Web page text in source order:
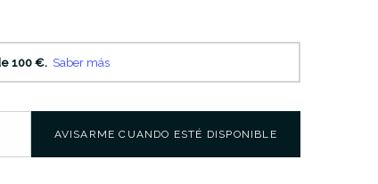
AVISARME CUANDO ESTÉ DISPONIBLE